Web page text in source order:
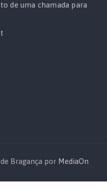
de uma chamada para
Bragança por MediaOn